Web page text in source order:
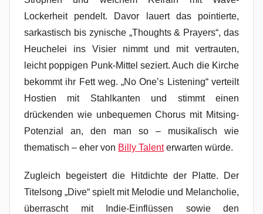
Lockerheit pendelt. Davor lauert das pointierte,
sarkastisch bis zynische „Thoughts & Prayers“, das
Heuchelei ins Visier nimmt und mit vertrauten,
leicht poppigen Punk-Mittel seziert. Auch die Kirche
bekommt ihr Fett weg. „No One’s Listening“ verteilt
Hostien mit Stahlkanten und stimmt einen
drückenden wie unbequemen Chorus mit Mitsing-
Potenzial an, den man so – musikalisch wie
thematisch – eher von Billy Talenterwarten würde.
Zugleich begeistert die Hitdichte der Platte. Der
Titelsong „Dive“ spielt mit Melodie und Melancholie,
überrascht mit Indie-Einflüssen sowie den